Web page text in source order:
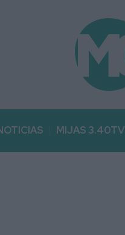
MIJAS 3.40TV